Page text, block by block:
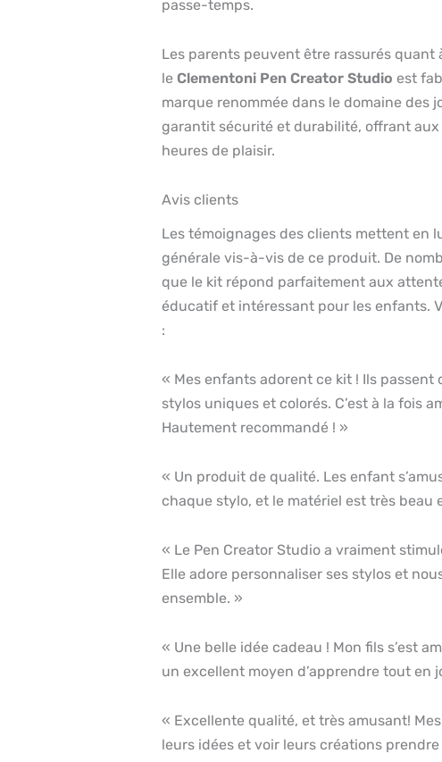
passe-temps.
Les parents peuvent être rassurés
le Clementoni Pen Creator Studio est
marque renommée dans le domaine des
garantit sécurité et durabilité, offrant
heures de plaisir.
Avis clients
Les témoignages des clients mettent en
générale vis-à-vis de ce produit. De
que le kit répond parfaitement aux
éducatif et intéressant pour les enfants.
:
« Mes enfants adorent ce kit ! Ils passent
stylos uniques et colorés. C’est à la fois
Hautement recommandé ! »
« Un produit de qualité. Les enfant
chaque stylo, et le matériel est très beau
« Le Pen Creator Studio a vraiment
Elle adore personnaliser ses stylos et
ensemble. »
« Une belle idée cadeau ! Mon fils s’est
un excellent moyen d’apprendre tout en
« Excellente qualité, et très amusant!
leurs idées et voir leurs créations prendre